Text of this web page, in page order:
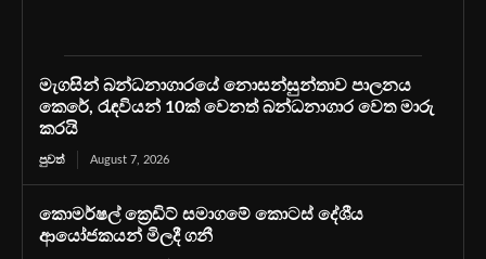
මැගසින් බන්ධනාගාරයේ නොසන්සුන්තාව පාලනය
කෙරේ, රැඳවියන් 10ක් වෙනත් බන්ධනාගාර වෙත මාරු
කරයි
පුවත් August 7, 2026
කොමර්ෂල් ක්‍රෙඩිට් සමාගමේ කොටස් දේශීය
ආයෝජකයන් මිලදී ගනී